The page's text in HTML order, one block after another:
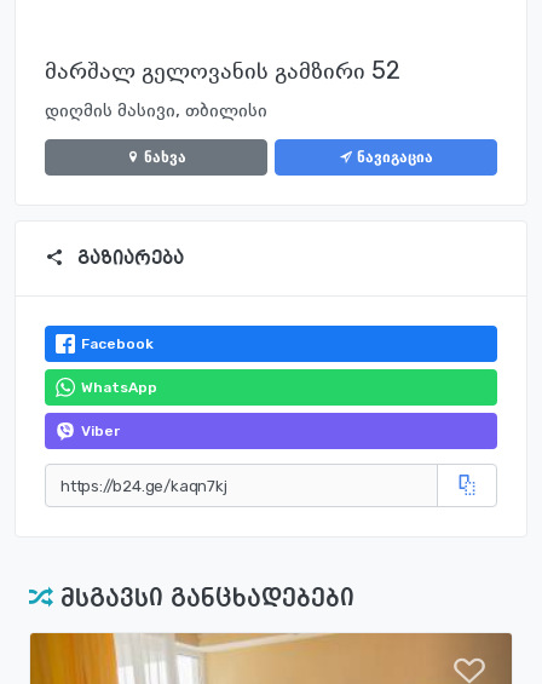
მარშალ გელოვანის გამზირი 52
დიღმის მასივი, თბილისი
ნახვა ნავიგაცია
გაზიარება
Facebook
WhatsApp
Viber
მსგავსი განცხადებები